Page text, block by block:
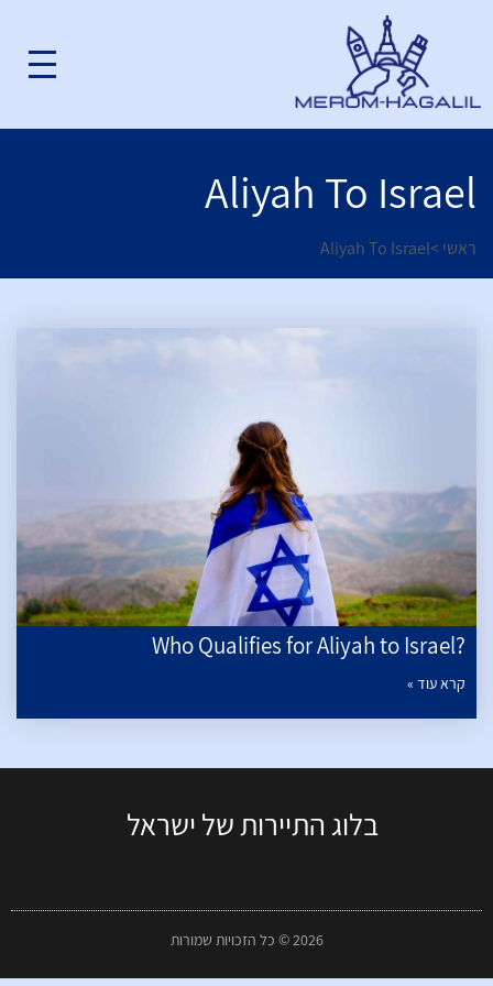
Aliyah To Israel
ראשי >
Aliyah To Israel
?Who Qualifies for Aliyah to Israel
קרא עוד »
בלוג התיירות של ישראל
2026 © כל הזכויות שמורות